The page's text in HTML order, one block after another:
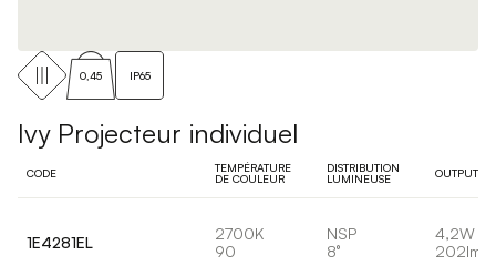
0,45 IP65
Ivy Projecteur individuel
CODE
TEMPÉRATURE
DE COULEUR
DISTRIBUTION
LUMINEUSE
OUTPUT
1E4281EL
2700K
90
NSP
8°
4,2W
202lm